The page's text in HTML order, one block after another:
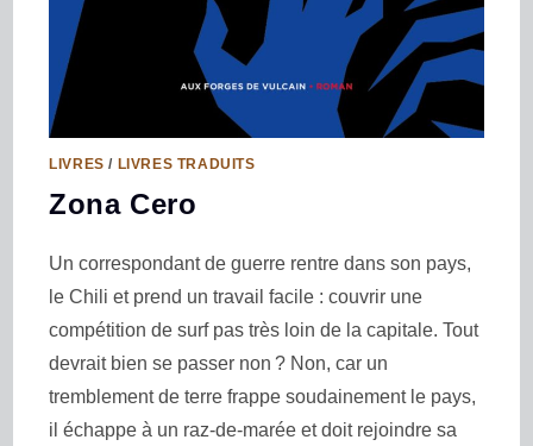
LIVRES / LIVRES TRADUITS
Zona Cero
Un correspondant de guerre rentre dans son pays,
le Chili et prend un travail facile : couvrir une
compétition de surf pas très loin de la capitale. Tout
devrait bien se passer non ? Non, car un
tremblement de terre frappe soudainement le pays,
il échappe à un raz-de-marée et doit rejoindre sa